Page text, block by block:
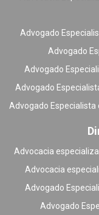
Advogado
Advogado
Advogado
Advogado
Advogado
Advocacia
Advocacia
Advogado
Advogado